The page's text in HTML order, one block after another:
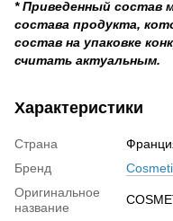
* Приведенный состав
состава продукта,
состав на упаковке
считать актуальным.
Характеристики
Страна
Бренд
Оригинальное
название